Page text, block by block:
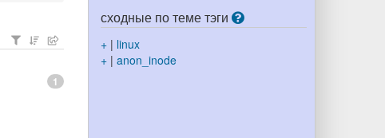
1
сходные по теме тэги
+| linux
+| anon_inode